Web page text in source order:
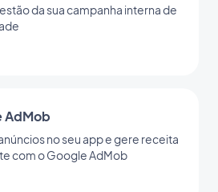
da sua campanha interna de
AdMob
no seu app e gere receita
com o Google AdMob